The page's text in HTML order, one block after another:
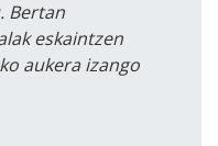
Bertan
eskaintzen
aukera izango